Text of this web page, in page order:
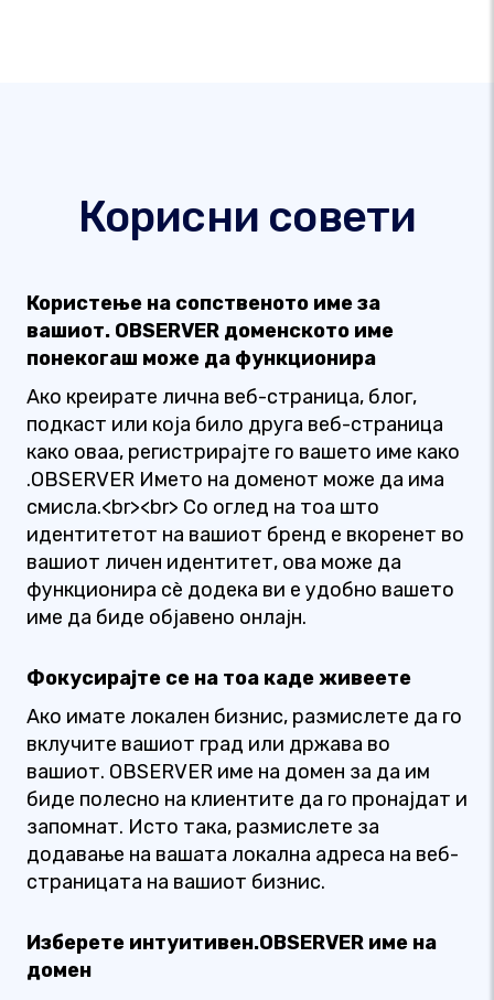
Корисни совети
Користење на сопственото име за
вашиот. OBSERVER доменското име
понекогаш може да функционира
Ако креирате лична веб-страница, блог,
подкаст или која било друга веб-страница
како оваа, регистрирајте го вашето име како
.OBSERVER Името на доменот може да има
смисла.<br><br> Со оглед на тоа што
идентитетот на вашиот бренд е вкоренет во
вашиот личен идентитет, ова може да
функционира сè додека ви е удобно вашето
име да биде објавено онлајн.
Фокусирајте се на тоа каде живеете
Ако имате локален бизнис, размислете да го
вклучите вашиот град или држава во
вашиот. OBSERVER име на домен за да им
биде полесно на клиентите да го пронајдат и
запомнат. Исто така, размислете за
додавање на вашата локална адреса на веб-
страницата на вашиот бизнис.
Изберете интуитивен.OBSERVER име на
домен